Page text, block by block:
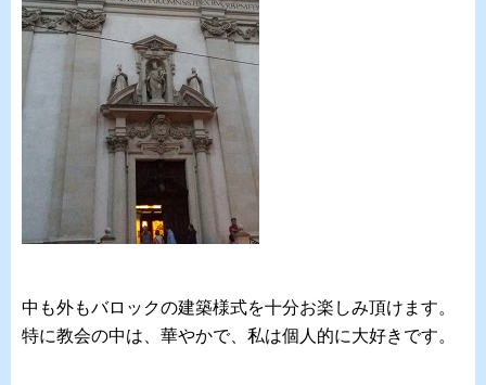
中も外もバロックの建築様式を十分お楽しみ頂けます。
特に教会の中は、華やかで、私は個人的に大好きです。